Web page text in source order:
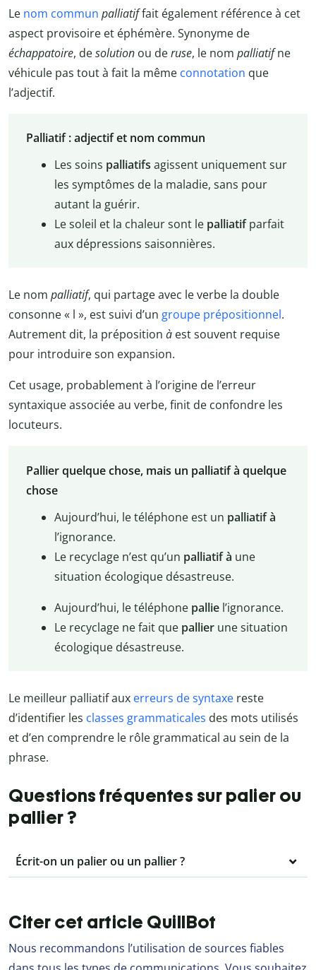
Le nom commun palliatiffait également référence à cet
aspect provisoire et éphémère. Synonyme de
échappatoire, desolution ou deruse, le nom palliatifne
véhicule pas tout à fait la même connotation que
l’adjectif.
Palliatif : adjectif et nom commun
Les soins palliatifs agissent uniquement sur
les symptômes de la maladie, sans pour
autant la guérir.
Le soleil et la chaleur sont le palliatifparfait
aux dépressions saisonnières.
Le nom palliatif, qui partage avec le verbe la double
consonne « l », est suivi d’un groupe prépositionnel.
Autrement dit, la préposition à est souvent requise
pour introduire son expansion.
Cet usage, probablement à l’origine de l’erreur
syntaxique associée au verbe, finit de confondre les
locuteurs.
Pallier quelque chose, mais un palliatif à quelque
chose
Aujourd’hui, le téléphone est un palliatif à
l’ignorance.
Le recyclage n’est qu’un palliatif à une
situation écologique désastreuse.
Aujourd’hui, le téléphone palliel’ignorance.
Le recyclage ne fait que pallierune situation
écologique désastreuse.
Le meilleur palliatif aux erreurs de syntaxe reste
d’identifier les classes grammaticales des mots utilisés
et d’en comprendre le rôle grammatical au sein de la
phrase.
Questions fréquentes sur palier ou
pallier ?
Écrit-on un palier ou un pallier ?
Citer cet article QuillBot
Nous recommandons l’utilisation de sources fiables